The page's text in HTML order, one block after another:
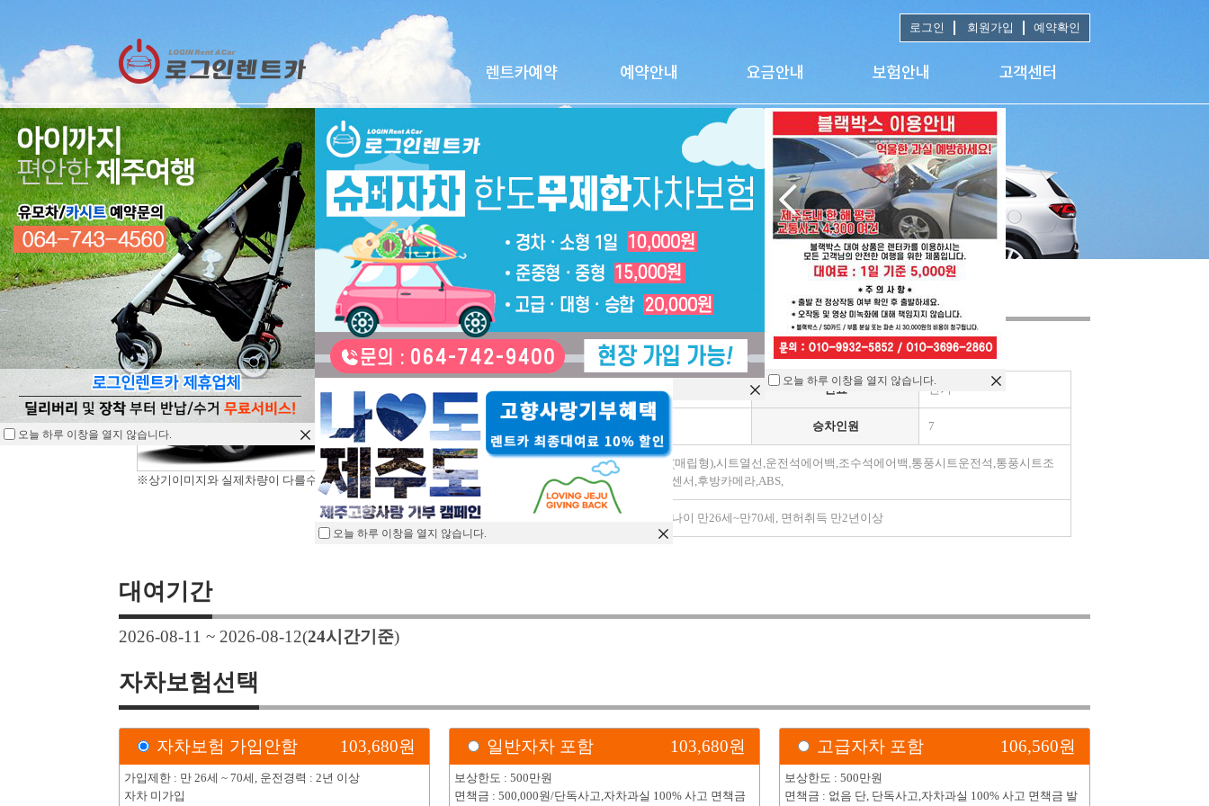
로그인 회원가입 예약확인
렌트카예약
RESERVATION
렌트카 예약하기
※상기이미지와 실제차량이 다를수 있습니다.
EV9(2024)
차종 전기차 연료 전기
승차인원 7
모델옵션
가죽시트,금연,네비(매립형),시트열선,운전석에어백,조수석에어백,통풍시트운전석,통풍시트조
수석,핸들열선,후방센서,후방카메라,ABS,
특이사항 2024년 /대여조건 : 나이 만26세~만70세, 면허취득 만2년이상
대여기간
2026-08-11 ~ 2026-08-12(24시간기준)
자차보험선택
자차보험 가입안함 103,680원
가입제한 : 만 26세 ~ 70세, 운전경력 : 2년 이상
자차 미가입
일반자차 포함 103,680원
보상한도 : 500만원
면책금 : 500,000원/단독사고,자차과실 100% 사고 면책금
고급자차 포함 106,560원
보상한도 : 500만원
면책금 : 없음 단, 단독사고,자차과실 100% 사고 면책금 발
오늘 하루 이창을 열지 않습니다.
오늘 하루 이창을 열지 않습니다.
오늘 하루 이창을 열지 않습니다.
오늘 하루 이창을 열지 않습니다.